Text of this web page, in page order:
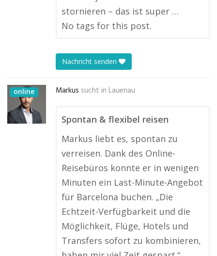
stornieren – das ist super …
No tags for this post.
Nachricht senden
online Markus sucht in Lauenau
Spontan & flexibel reisen
Markus liebt es, spontan zu
verreisen. Dank des Online-
Reisebüros konnte er in wenigen
Minuten ein Last-Minute-Angebot
für Barcelona buchen. „Die
Echtzeit-Verfügbarkeit und die
Möglichkeit, Flüge, Hotels und
Transfers sofort zu kombinieren,